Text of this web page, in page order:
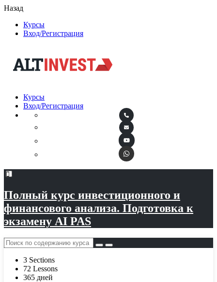
Назад
Курсы
Вход/Регистрация
Курсы
Вход/Регистрация
Полный курс инвестиционного и
финансового анализа. Подготовка к
экзамену AI PAS
3 Sections
72 Lessons
365 дней